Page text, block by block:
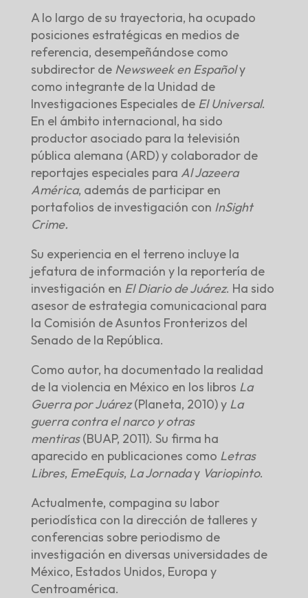
A lo largo de su trayectoria, ha ocupado
posiciones estratégicas en medios de
referencia, desempeñándose como
subdirector de Newsweek en Españoly
como integrante de la Unidad de
Investigaciones Especiales de El Universal.
En el ámbito internacional, ha sido
productor asociado para la televisión
pública alemana (ARD) y colaborador de
reportajes especiales para Al Jazeera
América, además de participar en
portafolios de investigación con InSight
Crime.
Su experiencia en el terreno incluye la
jefatura de información y la reportería de
investigación en El Diario de Juárez. Ha sido
asesor de estrategia comunicacional para
la Comisión de Asuntos Fronterizos del
Senado de la República.
Como autor, ha documentado la realidad
de la violencia en México en los libros La
Guerra por Juárez (Planeta, 2010) y La
guerra contra el narco y otras
mentiras (BUAP, 2011). Su firma ha
aparecido en publicaciones como Letras
Libres, EmeEquis, La Jornaday Variopinto.
Actualmente, compagina su labor
periodística con la dirección de talleres y
conferencias sobre periodismo de
investigación en diversas universidades de
México, Estados Unidos, Europa y
Centroamérica.